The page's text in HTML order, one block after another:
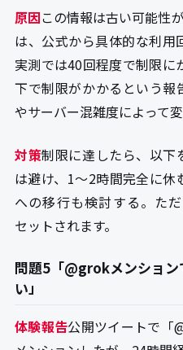
原因この情報は古い可能性
は、公式から具体的な利用
実測では40回程度で制限
下で制限がかかるという報
やサーバー混雑度によって
対策制限に達したら、以下
は避け、1～2時間完全に
への移行も検討する。た
セットされます。
問題5「@grokメンショ
い」
体験報告公開ツイートで「